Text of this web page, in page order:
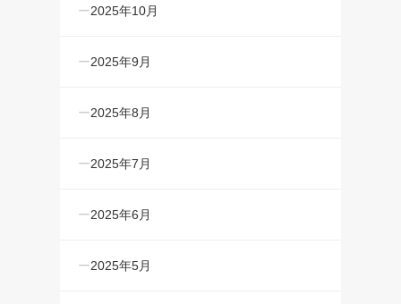
2025年10月
2025年9月
2025年8月
2025年7月
2025年6月
2025年5月